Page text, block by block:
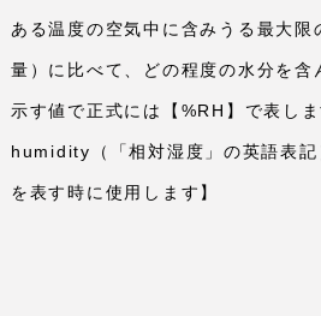
ある温度の空気中に含みうる最大限
量）に比べて、どの程度の水分を含
示す値で正式には【 %RH 】で表し
humidity （「相対湿度」の英語表
を表す時に使用します】